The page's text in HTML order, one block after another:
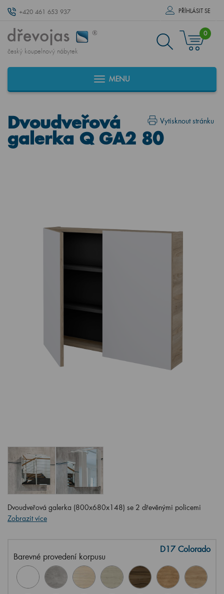
+420 461 653 937 PŘÍHLÁSIT SE
český koupelnový nábytek
0
MENU
Vytisknout stránku
Dvoudveřová
galerka Q GA2 80
Dvoudveřová galerka (800x680x148) se 2 dřevěnými policemi
Zobrazit více
Barevné provedení korpusu
D17 Colorado